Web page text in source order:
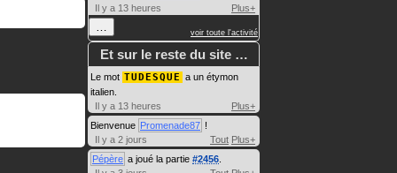
Il y a 13 heures
Plus+
… voir toute l'activité
Et sur le reste du site …
Le mot TUDESQUE a un étymon
italien.
Il y a 13 heures
Plus+
Bienvenue Promenade87 !
Il y a 2 jours
Tout Plus+
Pépère a joué la partie #2456